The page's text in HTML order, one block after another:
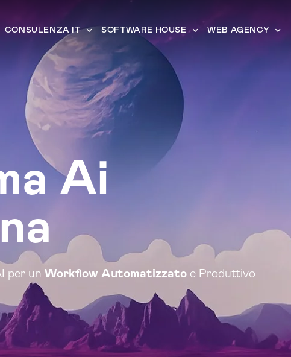
CONSULENZA IT SOFTWARE HOUSE WEB AGENCY
Ai
per un Workflow Automatizzato e Produttivo